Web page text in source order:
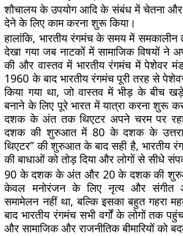
शौचालय के उपयोग आदि के संबंध में चेतना और
देने के लिए काम करना शुरू किया।
हालांकि, भारतीय रंगमंच के समय में समकालीन
देखा गया जब नाटकों में सामाजिक विषयों ने
की और वास्तव में भारतीय रंगमंच में पेशेवर
1960 के बाद भारतीय रंगमंच पूरी तरह से पेशेवर
किया गया था, जो वास्तव में भीड़ के बीच
बनाने के लिए पूरे भारत में यात्रा करना शुरू
दशक के अंत तक थिएटर अपने चरम पर
दशक की शुरुआत में 80 के दशक के
थिएटर” की शुरुआत के बाद सही है, भारतीय
की बाधाओं को तोड़ दिया और लोगों से सीधे
90 के दशक के अंत और 20 के दशक की
केवल मनोरंजन के लिए नृत्य और संगीत
समामेलन नहीं था, बल्कि इसका बहुत गहरा
बाद भारतीय रंगमंच सभी वर्गों के लोगों तक
और सामाजिक और राजनीतिक बीमारियों को